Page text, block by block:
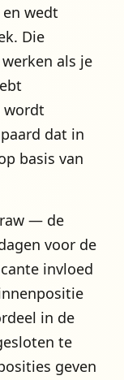
wedt
Die
als je
wordt
dat in
basis van
— de
voor de
invloed
in de
te
geven